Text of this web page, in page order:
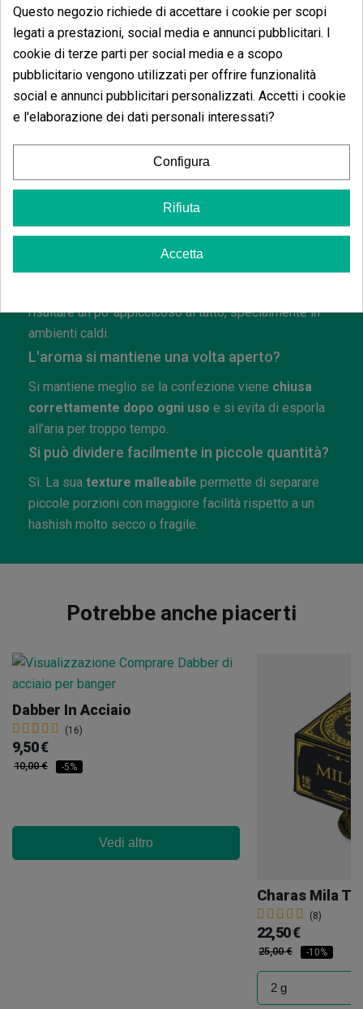
L'ideale è conservarlo in unluogo fresco,
asciutto e lontano dalla luce direttaper
mantenere al meglio la sua texture e il suo
aroma.
La texture può cambiare con il
freddo o il caldo?
Sì. Con temperature basse puòindurirsi
, mentre con il caldo puòdiventare
più morbido. È normale nei prodotti dalla
È normale che si attacchi leggermente quando
risultare un po' appiccicoso al tatto, specialmente in
ambienti caldi.
L'aroma si mantiene una volta aperto?
Si mantiene meglio se la confezione viene chiusa
correttamente dopo ogni uso e si evita di esporla
all'aria per troppo tempo.
Si può dividere facilmente in piccole quantità?
Sì. La sua texture malleabile permette di separare
piccole porzioni con maggiore facilità rispetto a un
hashish molto secco o fragile.
Potrebbe anche piacerti
Dabber In Acciaio
(16)
9,50 €
10,00 € -5%
Vedi altro
(8)
22,50 €
25,00 € -10%
Questo negozio richiede di accettare i cookie per scopi
legati a prestazioni, social media e annunci pubblicitari. I
cookie di terze parti per social media e a scopo
pubblicitario vengono utilizzati per offrire funzionalità
social e annunci pubblicitari personalizzati. Accetti i cookie
e l'elaborazione dei dati personali interessati?
Configura
Rifiuta
Accetta